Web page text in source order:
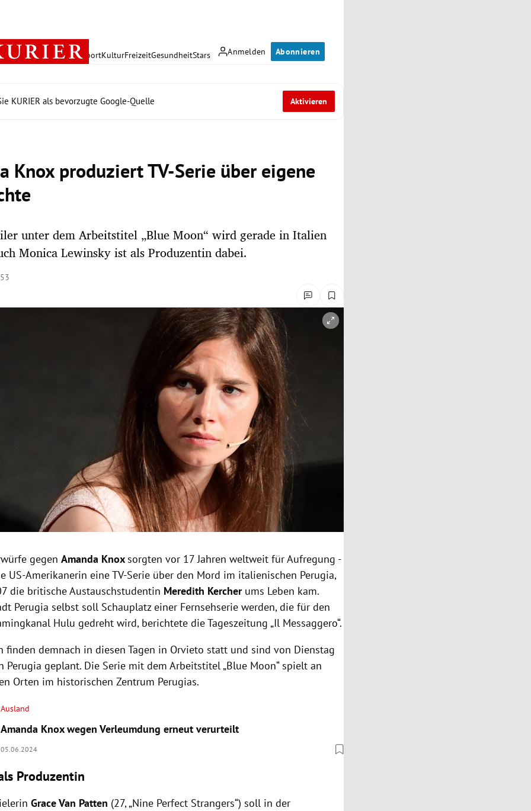
Anmelden Abonnieren
PolitikWirtschaft SportKulturFreizeitGesundheitStars
KURIER als bevorzugte Google-Quelle Aktivieren
Knox produziert TV-Serie über eigene
unter dem Arbeitstitel „Blue Moon“ wird gerade in Italien
Monica Lewinsky ist als Produzentin dabei.
gegenAmanda Knoxsorgten vor 17 Jahren weltweit für Aufregung -
US-Amerikanerin eine TV-Serie über den Mord im italienischen Perugia,
die britische Austauschstudentin Meredith Kercherums Leben kam.
Perugia selbst soll Schauplatz einer Fernsehserie werden, die für den
Hulu gedreht wird, berichtete die Tageszeitung „Il Messaggero“.
finden demnach in diesen Tagen in Orvieto statt und sind von Dienstag
Perugia geplant. Die Serie mit dem Arbeitstitel „Blue Moon“ spielt an
Orten im historischen Zentrum Perugias.
Ausland
Amanda Knox wegen Verleumdung erneut verurteilt
05.06.2024
Produzentin
Grace Van Patten (27, „Nine Perfect Strangers“) soll in der